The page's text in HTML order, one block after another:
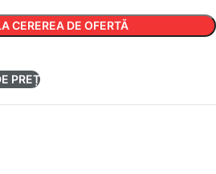
CEREREA DE OFERTĂ
PREȚ